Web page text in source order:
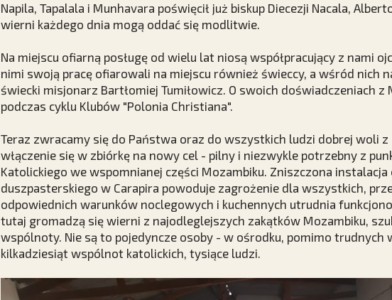
Napila, Tapalala i Munhavara poświęcił już biskup Diecezji Nacala,
wierni każdego dnia mogą oddać się modlitwie.
Na miejscu ofiarną posługę od wielu lat niosą współpracujący z nami
nimi swoją pracę ofiarowali na miejscu również świeccy, a wśród nich
świecki misjonarz Bartłomiej Tumiłowicz. O swoich doświadczeniach z
podczas cyklu Klubów "Polonia Christiana".
Teraz zwracamy się do Państwa oraz do wszystkich ludzi dobrej woli z
włączenie się w zbiórkę na nowy cel - pilny i niezwykle potrzebny z
Katolickiego we wspomnianej części Mozambiku. Zniszczona
duszpasterskiego w Carapira powoduje zagrożenie dla wszystkich,
odpowiednich warunków noclegowych i kuchennych utrudnia
tutaj gromadzą się wierni z najodleglejszych zakątków Mozambiku,
wspólnoty. Nie są to pojedyncze osoby - w ośrodku, pomimo trudnych
kilkadziesiąt wspólnot katolickich, tysiące ludzi.